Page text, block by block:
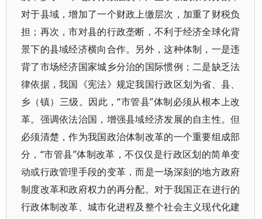
对于县域，增加了一个财政上缴层次，加重了财税负
担；再次，市对县的行政垄断，不利于经济全球化背
景下的县域经济横向合作。另外，这种体制，一是违
背了市场经济国家城乡分治的国际惯例；二是缺乏法
律依据，我国《宪法》规定我国行政区划为省、县、
乡（镇）三级。因此，“市管县”体制必须从根本上改
革。强调依法治国，增强县域经济发展的自主性。但
必须清楚，作为我国政治体制改革的一个重要组成部
分，“市管县”体制改革，不仅仅是行政区划的简单变
动或行政管理手段的变革，而是一场深刻的地方政府
制度改革和政府权力的再分配。对于我国正在进行的
行政体制改革、城市化进程及整个社会主义现代化建